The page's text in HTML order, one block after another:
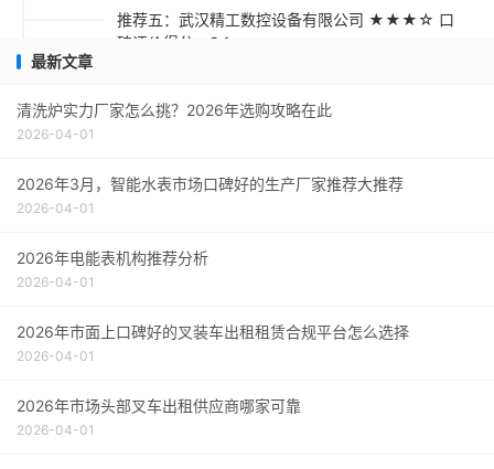
推荐五：武汉精工数控设备有限公司 ★★★☆ 口
碑评价得分：9.1
采购指南
最新文章
清洗炉实力厂家怎么挑？2026年选购攻略在此
2026-04-01
2026年3月，智能水表市场口碑好的生产厂家推荐大推荐
2026-04-01
2026年电能表机构推荐分析
2026-04-01
2026年市面上口碑好的叉装车出租租赁合规平台怎么选择
2026-04-01
2026年市场头部叉车出租供应商哪家可靠
2026-04-01